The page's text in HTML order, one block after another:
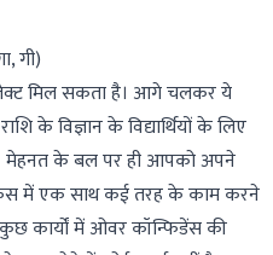
गी)
मिल सकता है। आगे चलकर ये
के विज्ञान के विद्यार्थियों के लिए
मेहनत के बल पर ही आपको अपने
में एक साथ कई तरह के काम करने
कार्यों में ओवर कॉन्फिडेंस की